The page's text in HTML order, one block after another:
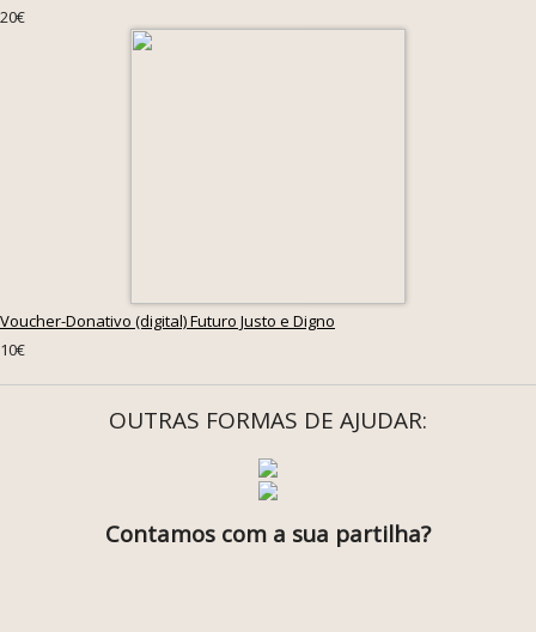
20€
Voucher-Donativo (digital) Futuro Justo e Digno
10€
OUTRAS FORMAS DE AJUDAR:
Contamos com a sua partilha?